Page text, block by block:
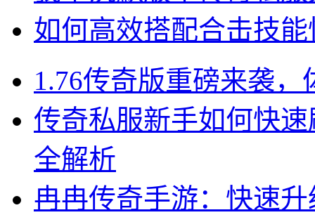
如何高效搭配合击技能
1.76传奇版重磅来袭
传奇私服新手如何快
全解析
冉冉传奇手游：快速